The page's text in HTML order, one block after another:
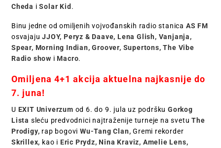
Cheda iSolar Kid .
Binu jedne od omiljenih vojvođanskih radio stanica AS FM
osvajajuJJOY, Peryz & Daave, Lena Glish, Vanjanja,
Spear, Morning Indian, Groover, Supertons, The Vibe
Radio show i Macro.
Omiljena 4+1 akcija aktuelna najkasnije do
7. juna!
U EXIT Univerzum od 6. do 9. jula uz podrškuGorkog
Lista sleću predvodnici najtraženije turneje na svetu The
Prodigy, rap bogovi Wu-Tang Clan,Gremi rekorder
Skrillex, kao i Eric Prydz, Nina Kraviz, Amelie Lens,